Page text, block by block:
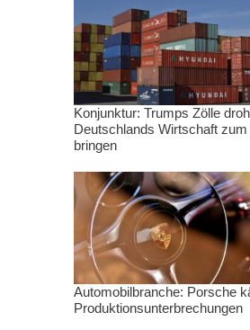
Konjunktur: Trumps Zölle
Deutschlands Wirtschaft
bringen
Automobilbranche: Porsche
Produktionsunterbrechungen